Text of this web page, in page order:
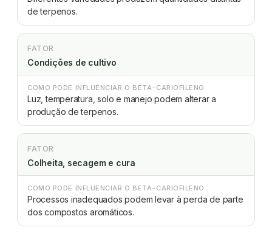
de terpenos.
FATOR
Condições de cultivo
COMO PODE INFLUENCIAR O BETA-CARIOFILENO
Luz, temperatura, solo e manejo podem alterar a
produção de terpenos.
FATOR
Colheita, secagem e cura
COMO PODE INFLUENCIAR O BETA-CARIOFILENO
Processos inadequados podem levar à perda de parte
dos compostos aromáticos.